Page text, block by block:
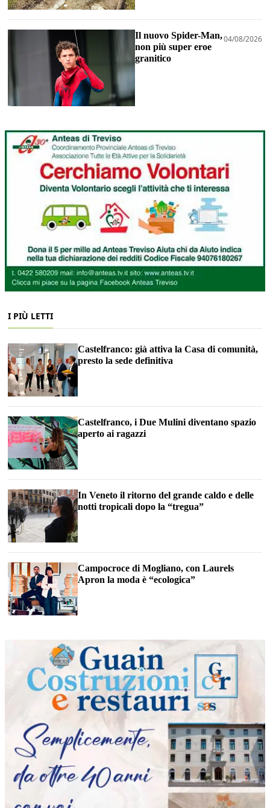
Il nuovo Spider-Man,
non più super eroe
granitico
04/08/2026
I PIÙ LETTI
Castelfranco: già attiva la Casa di comunità,
presto la sede definitiva
Castelfranco, i Due Mulini diventano spazio
aperto ai ragazzi
In Veneto il ritorno del grande caldo e delle
notti tropicali dopo la “tregua”
Campocroce di Mogliano, con Laurels
Apron la moda è “ecologica”